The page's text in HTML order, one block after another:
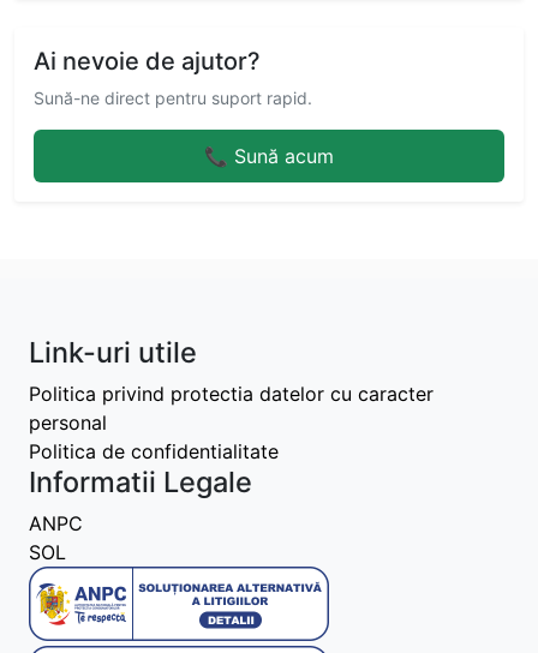
Ai nevoie de ajutor?
Sună-ne direct pentru suport rapid.
📞 Sună acum
Link-uri utile
Politica privind protectia datelor cu caracter
personal
Politica de confidentialitate
Informatii Legale
ANPC
SOL